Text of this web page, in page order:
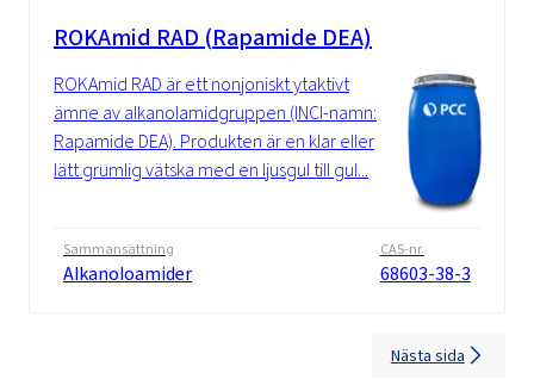
ROKAmid RAD (Rapamide DEA)
ROKAmid RAD är ett nonjoniskt ytaktivt
ämne av alkanolamidgruppen (INCI-namn:
Rapamide DEA). Produkten är en klar eller
lätt grumlig vätska med en ljusgul till gul...
Sammansättning
Alkanoloamider
CAS-nr.
68603-38-3
Nästa sida